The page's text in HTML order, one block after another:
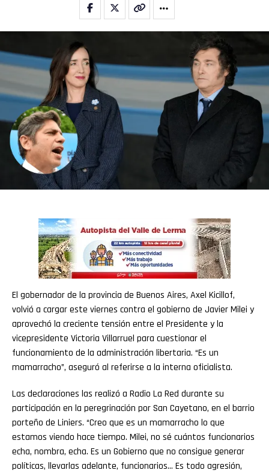
El gobernador de la provincia de Buenos Aires, Axel Kicillof,
volvió a cargar este viernes contra el gobierno de Javier Milei y
aprovechó la creciente tensión entre el Presidente y la
vicepresidente Victoria Villarruel para cuestionar el
funcionamiento de la administración libertaria. “Es un
mamarracho”, aseguró al referirse a la interna oficialista.
Las declaraciones las realizó a Radio La Red durante su
participación en la peregrinación por San Cayetano, en el barrio
porteño de Liniers. “Creo que es un mamarracho lo que
estamos viendo hace tiempo. Milei, no sé cuántos funcionarios
echa, nombra, echa. Es un Gobierno que no consigue generar
políticas, llevarlas adelante, funcionarios… Es todo agresión,